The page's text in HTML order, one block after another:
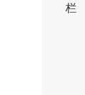
栏